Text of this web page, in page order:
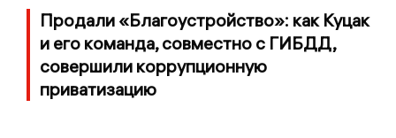
Продали «Благоустройство»: как Куцак
и его команда, совместно с ГИБДД,
совершили коррупционную
приватизацию